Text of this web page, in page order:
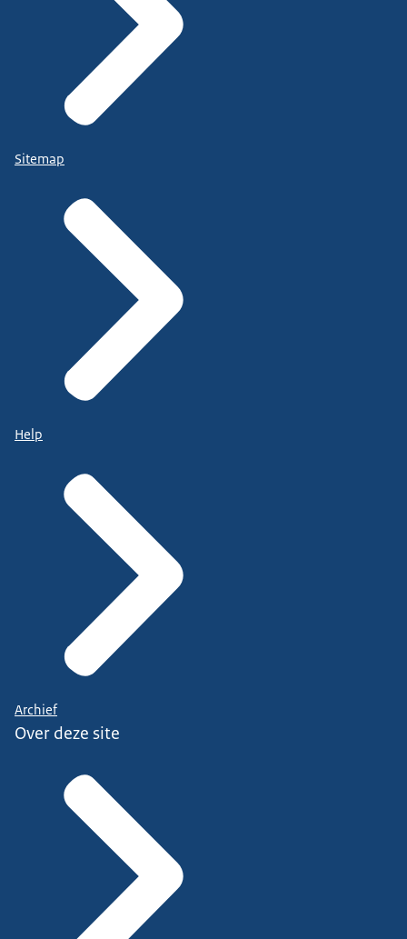
Sitemap
Help
Archief
Over deze site